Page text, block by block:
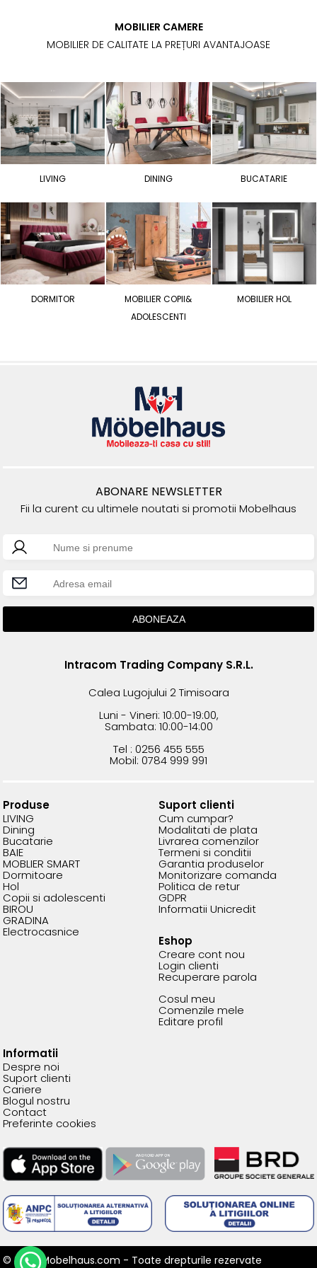
MOBILIER CAMERE
MOBILIER DE CALITATE LA PREȚURI AVANTAJOASE
LIVING DINING BUCATARIE
DORMITOR
MOBILIER COPII&
ADOLESCENTI
MOBILIER HOL
ABONARE NEWSLETTER
Fii la curent cu ultimele noutati si promotii Mobelhaus
Intracom Trading Company S.R.L.
Calea Lugojului 2 Timisoara
Luni - Vineri: 10:00-19:00,
Sambata: 10:00-14:00
Tel : 0256 455 555
Mobil: 0784 999 991
Produse
LIVING
Dining
Bucatarie
BAIE
MOBLIER SMART
Dormitoare
Hol
Copii si adolescenti
BIROU
GRADINA
Electrocasnice
Suport clienti
Cum cumpar?
Modalitati de plata
Livrarea comenzilor
Termeni si conditii
Garantia produselor
Monitorizare comanda
Politica de retur
GDPR
Informatii Unicredit
Eshop
Creare cont nou
Login clienti
Recuperare parola
Cosul meu
Comenzile mele
Editare profil
Informatii
Despre noi
Suport clienti
Cariere
Blogul nostru
Contact
Preferinte cookies
© 2026 Mobelhaus.com - Toate drepturile rezervate